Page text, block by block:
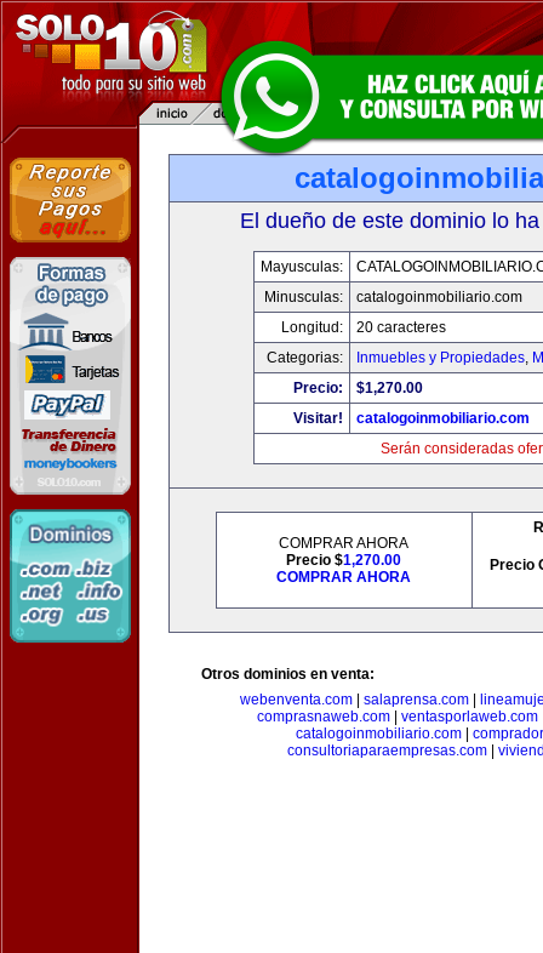
El dueño de este dominio lo
Mayusculas:
Minusculas:
catalogoinmobiliario.com
Longitud:
20 caracteres
Categorias:
Inmuebles y Propiedades,
Precio:
$1,270.00
Visitar!
catalogoinmobiliario.com
Serán consideradas
COMPRAR AHORA
Precio $1,270.00
COMPRAR AHORA
Precio
Otros dominios en venta:
webenventa.com
salaprensa.com
comprasnaweb.com
ventasporlaweb.com
catalogoinmobiliario.com|
consultoriaparaempresas.com|